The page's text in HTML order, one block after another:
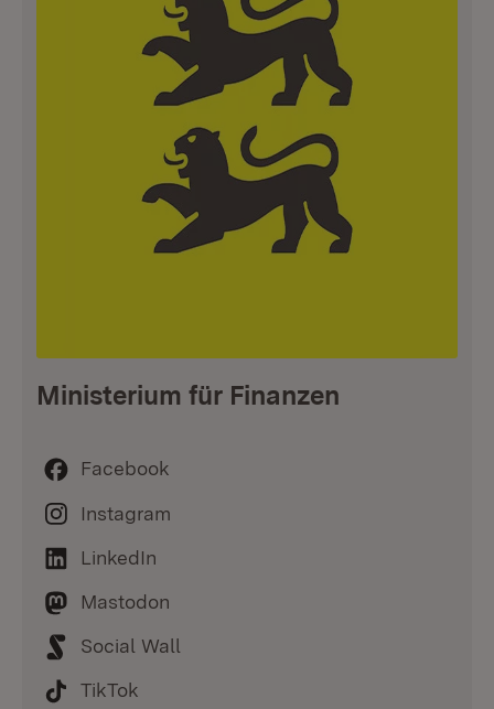
Ministerium für Finanzen
Facebook
Instagram
LinkedIn
Mastodon
Social Wall
TikTok